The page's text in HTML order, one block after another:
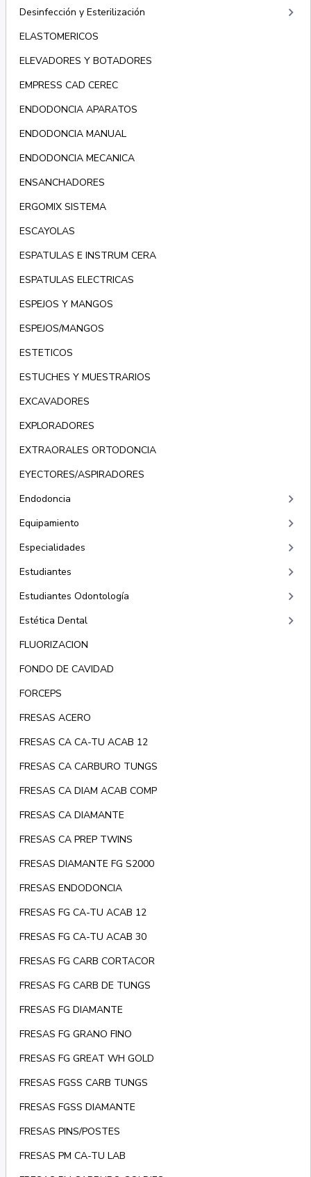
Desinfección y Esterilización keyboard_arrow_right
ELASTOMERICOS
ELEVADORES Y BOTADORES
EMPRESS CAD CEREC
ENDODONCIA APARATOS
ENDODONCIA MANUAL
ENDODONCIA MECANICA
ENSANCHADORES
ERGOMIX SISTEMA
ESCAYOLAS
ESPATULAS E INSTRUM CERA
ESPATULAS ELECTRICAS
ESPEJOS Y MANGOS
ESPEJOS/MANGOS
ESTETICOS
ESTUCHES Y MUESTRARIOS
EXCAVADORES
EXPLORADORES
EXTRAORALES ORTODONCIA
EYECTORES/ASPIRADORES
Endodoncia
keyboard_arrow_right
Equipamiento keyboard_arrow_right
Especialidades keyboard_arrow_right
Estudiantes keyboard_arrow_right
Estudiantes Odontología keyboard_arrow_right
Estética Dental keyboard_arrow_right
FLUORIZACION
FONDO DE CAVIDAD
FORCEPS
FRESAS ACERO
FRESAS CA CA-TU ACAB 12
FRESAS CA CARBURO TUNGS
FRESAS CA DIAM ACAB COMP
FRESAS CA DIAMANTE
FRESAS CA PREP TWINS
FRESAS DIAMANTE FG S2000
FRESAS ENDODONCIA
FRESAS FG CA-TU ACAB 12
FRESAS FG CA-TU ACAB 30
FRESAS FG CARB CORTACOR
FRESAS FG CARB DE TUNGS
FRESAS FG DIAMANTE
FRESAS FG GRANO FINO
FRESAS FG GREAT WH GOLD
FRESAS FGSS CARB TUNGS
FRESAS FGSS DIAMANTE
FRESAS PINS/POSTES
FRESAS PM CA-TU LAB